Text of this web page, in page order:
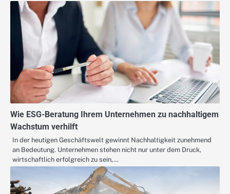
Wie ESG-Beratung Ihrem Unternehmen zu nachhaltigem
Wachstum verhilft
In der heutigen Geschäftswelt gewinnt Nachhaltigkeit zunehmend
an Bedeutung. Unternehmen stehen nicht nur unter dem Druck,
wirtschaftlich erfolgreich zu sein,…